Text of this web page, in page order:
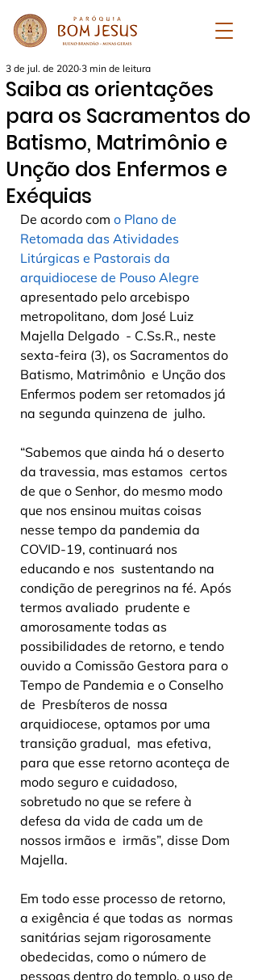
Saiba as orientações
para os Sacramentos do
Batismo, Matrimônio e
Unção dos Enfermos e
Exéquias
3 de jul. de 2020 3 min de leitura
De acordo com o Plano de
Retomada das Atividades
Litúrgicas e Pastorais da
arquidiocese de Pouso Alegre
apresentado pelo arcebispo
metropolitano, dom José Luiz
Majella Delgado  - C.Ss.R., neste
sexta-feira (3), os Sacramentos do
Batismo, Matrimônio  e Unção dos
Enfermos podem ser retomados já
na segunda quinzena de  julho.
“Sabemos que ainda há o deserto
da travessia, mas estamos  certos
de que o Senhor, do mesmo modo
que nos ensinou muitas coisas
nesse tempo da pandemia da
COVID-19, continuará nos
educando e nos  sustentando na
condição de peregrinos na fé. Após
termos avaliado  prudente e
amorosamente todas as
possibilidades de retorno, e tendo
ouvido a Comissão Gestora para o
Tempo de Pandemia e o Conselho
de  Presbíteros de nossa
arquidiocese, optamos por uma
transição gradual,  mas efetiva,
para que esse retorno aconteça de
modo seguro e cuidadoso,
sobretudo no que se refere à
defesa da vida de cada um de
nossos irmãos e  irmãs”, disse Dom
Majella.
Em todo esse processo de retorno,
a exigência é que todas as  normas
sanitárias sejam rigorosamente
obedecidas, como o número de
pessoas dentro do templo, o uso de